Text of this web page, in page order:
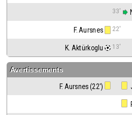
33'
F. Aursnes 22'
K. Aktürkoglu 13'
Avertissements
F. Aursnes (22')